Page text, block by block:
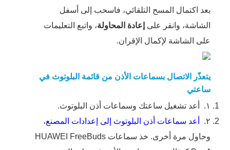
بعد اكتمال المسح التلقائي، فاسحب إلى أسفل
الشاشة، وانقر على إعادة المحاولة، واتبع التعليمات
على الشاشة لإكمال الإقران.
يتعذّر الاتصال بسماعات الأذن من قائمة البلوتوث في
ساعتي
١.
أعد تشغيل ساعتك وسماعات أذن البلوتوث.
٢.
أعد سماعات أذن البلوتوث إلى إعدادات المصنع،
وحاول مرة أخرى. خذ سماعات HUAWEI FreeBuds